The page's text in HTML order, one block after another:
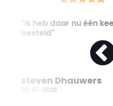
"Ik heb daar nu één
besteld"
steven Dhauwers
02-07-2026